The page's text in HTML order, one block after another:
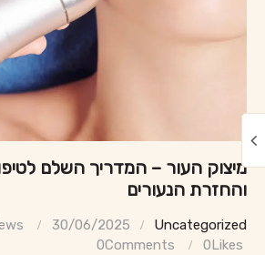
מיצוק העור – המדריך השלם
והחזרת הנעורים
Uncategorized
30/06/2025
0 Likes
0Comments